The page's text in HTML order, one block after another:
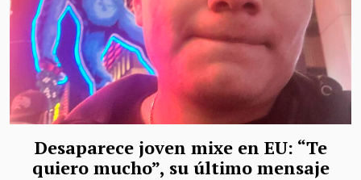
Desaparece joven mixe en EU: “Te
quiero mucho”, su último mensaje